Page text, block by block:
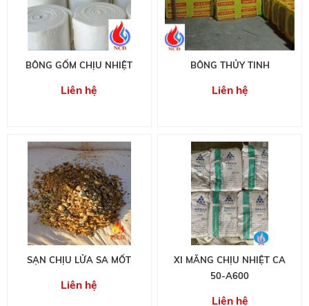
BÔNG GỐM CHỊU NHIỆT
Liên hệ
BÔNG THỦY TINH
Liên hệ
SẠN CHỊU LỬA SA MỐT
Liên hệ
XI MĂNG CHỊU NHIỆT CA
50-A600
Liên hệ